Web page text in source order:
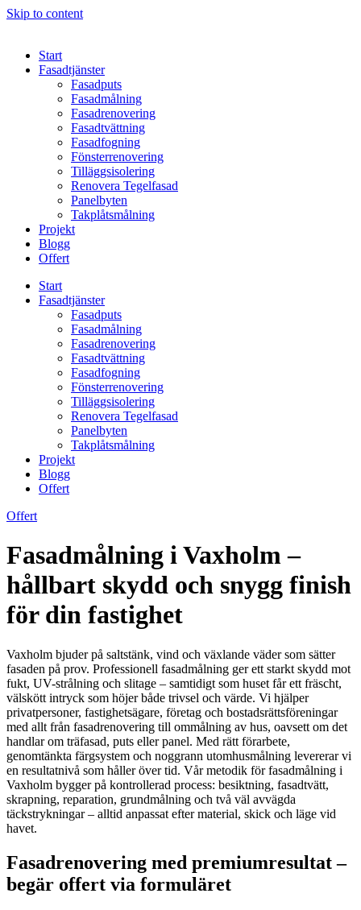
Skip to content
Start
Fasadtjänster
Fasadputs
Fasadmålning
Fasadrenovering
Fasadtvättning
Fasadfogning
Fönsterrenovering
Tilläggsisolering
Renovera Tegelfasad
Panelbyten
Takplåtsmålning
Projekt
Blogg
Offert
Start
Fasadtjänster
Fasadputs
Fasadmålning
Fasadrenovering
Fasadtvättning
Fasadfogning
Fönsterrenovering
Tilläggsisolering
Renovera Tegelfasad
Panelbyten
Takplåtsmålning
Projekt
Blogg
Offert
Offert
Fasadmålning i Vaxholm –
hållbart skydd och snygg finish
för din fastighet
Vaxholm bjuder på saltstänk, vind och växlande väder som sätter
fasaden på prov. Professionell fasadmålning ger ett starkt skydd mot
fukt, UV-strålning och slitage – samtidigt som huset får ett fräscht,
välskött intryck som höjer både trivsel och värde. Vi hjälper
privatpersoner, fastighetsägare, företag och bostadsrättsföreningar
med allt från fasadrenovering till ommålning av hus, oavsett om det
handlar om träfasad, puts eller panel. Med rätt förarbete,
genomtänkta färgsystem och noggrann utomhusmålning levererar vi
en resultatnivå som håller över tid. Vår metodik för fasadmålning i
Vaxholm bygger på kontrollerad process: besiktning, fasadtvätt,
skrapning, reparation, grundmålning och två väl avvägda
täckstrykningar – alltid anpassat efter material, skick och läge vid
havet.
Fasadrenovering med premiumresultat –
begär offert via formuläret